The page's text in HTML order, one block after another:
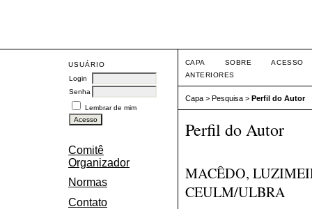
USUÁRIO
Login
Senha
Lembrar de mim
Comitê
Organizador
Normas
Contato
CAPA SOBRE
ACESSO
ANTERIORES
Capa> Pesquisa> Perfil do Autor
Perfil do Autor
MACÊDO,
CEULM/ULBRA